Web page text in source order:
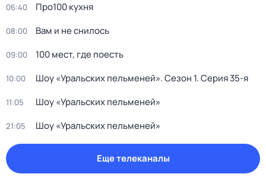
06:40 Про100 кухня
08:00 Вам и не снилось
09:00 100 мест, где поесть
10:00 Шоу «Уральских пельменей». Сезон 1. Серия 35-я
11:05 Шоу «Уральских пельменей»
21:05 Шоу «Уральских пельменей»
Еще телеканалы